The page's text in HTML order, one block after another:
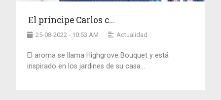
El príncipe Carlos c...
25-08-2022 - 10:53 AM Actualidad
El aroma se llama Highgrove Bouquet y está
inspirado en los jardines de su casa...